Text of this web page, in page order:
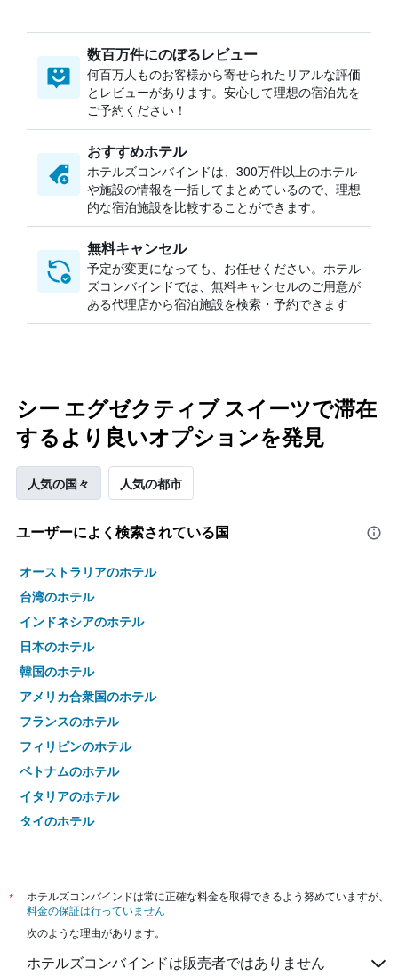
数百万件にのぼるレビュー
何百万人ものお客様から寄せられたリアルな評価
とレビューがあります。安心して理想の宿泊先を
ご予約ください！
おすすめホテル
ホテルズコンバインドは、300万件以上のホテル
や施設の情報を一括してまとめているので、理想
的な宿泊施設を比較することができます。
無料キャンセル
予定が変更になっても、お任せください。ホテル
ズコンバインドでは、無料キャンセルのご用意が
ある代理店から宿泊施設を検索・予約できます
シー エグゼクティブ スイーツで滞在
するより良いオプションを発見
人気の国々 人気の都市
ユーザーによく検索されている国
オーストラリアのホテル
台湾のホテル
インドネシアのホテル
日本のホテル
韓国のホテル
アメリカ合衆国のホテル
フランスのホテル
フィリピンのホテル
ベトナムのホテル
イタリアのホテル
タイのホテル
*
ホテルズコンバインドは常に正確な料金を取得できるよう努めていますが、
料金の保証は行っていません
次のような理由があります。
ホテルズコンバインドは販売者ではありません